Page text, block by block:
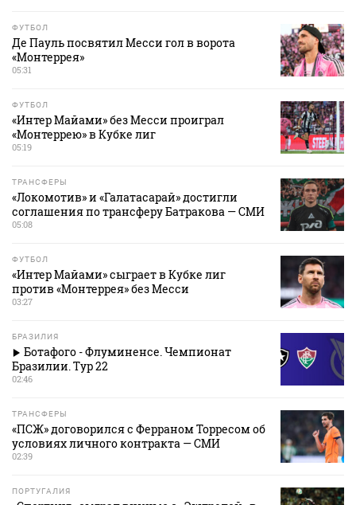
ФУТБОЛ
Де Пауль посвятил Месси гол в ворота
«Монтеррея»
05:31
ФУТБОЛ
«Интер Майами» без Месси проиграл
«Монтеррею» в Кубке лиг
05:19
ТРАНСФЕРЫ
«Локомотив» и «Галатасарай» достигли
соглашения по трансферу Батракова — СМИ
05:08
ФУТБОЛ
«Интер Майами» сыграет в Кубке лиг
против «Монтеррея» без Месси
03:27
БРАЗИЛИЯ
Ботафого - Флуминенсе. Чемпионат
Бразилии. Тур 22
02:46
ТРАНСФЕРЫ
«ПСЖ» договорился с Ферраном Торресом об
условиях личного контракта — СМИ
02:39
ПОРТУГАЛИЯ